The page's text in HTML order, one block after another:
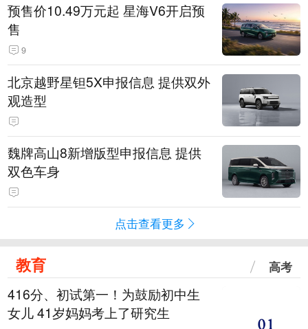
预售价10.49万元起 星海V6开启预
售
9
北京越野星钽5X申报信息 提供双外
观造型
魏牌高山8新增版型申报信息 提供
双色车身
点击查看更多
教育 高考
416分、初试第一！为鼓励初中生
女儿 41岁妈妈考上了研究生